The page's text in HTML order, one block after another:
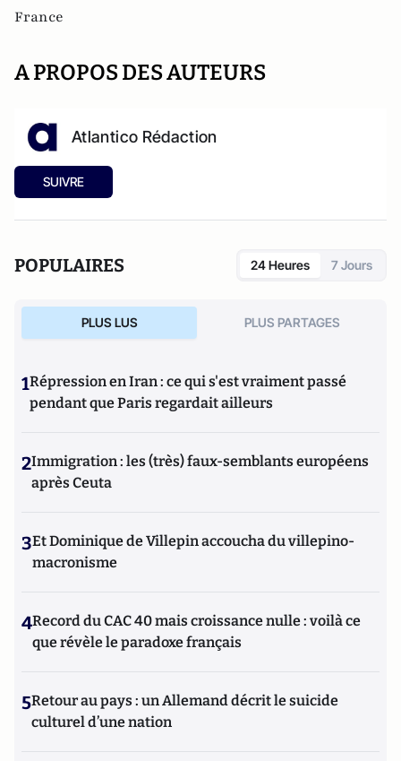
France
A PROPOS DES AUTEURS
Atlantico Rédaction
SUIVRE
POPULAIRES 24 Heures 7 Jours
PLUS LUS PLUS PARTAGES
1Répression en Iran : ce qui s'est vraiment passé
pendant que Paris regardait ailleurs
2Immigration : les (très) faux-semblants européens
après Ceuta
3Et Dominique de Villepin accoucha du villepino-
macronisme
4Record du CAC 40 mais croissance nulle : voilà ce
que révèle le paradoxe français
5Retour au pays : un Allemand décrit le suicide
culturel d’une nation